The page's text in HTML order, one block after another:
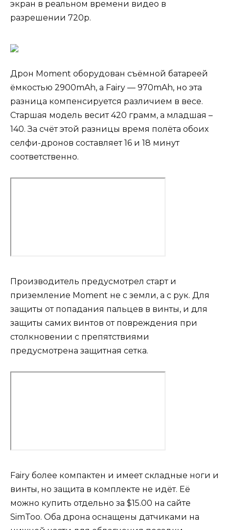
экран в реальном времени видео в
разрешении 720p.
Дрон Moment оборудован съёмной батареей
ёмкостью 2900mAh, а Fairy — 970mAh, но эта
разница компенсируется различием в весе.
Старшая модель весит 420 грамм, а младшая –
140. За счёт этой разницы время полёта обоих
селфи-дронов составляет 16 и 18 минут
соответственно.
Производитель предусмотрел старт и
приземление Moment не с земли, а с рук. Для
защиты от попадания пальцев в винты, и для
защиты самих винтов от повреждения при
столкновении с препятствиями
предусмотрена защитная сетка.
Fairy более компактен и имеет складные ноги и
винты, но защита в комплекте не идёт. Её
можно купить отдельно за $15.00 на сайте
SimToo. Оба дрона оснащены датчиками на